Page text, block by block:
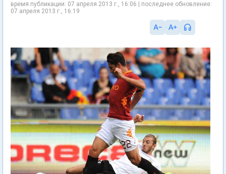
время публикации: 07 апреля 2013 г., 16:06 | последнее обновление:
07 апреля 2013 г., 16:19